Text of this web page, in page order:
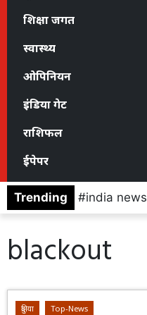
शिक्षा जगत
स्वास्थ्य
ओपिनियन
इंडिया गेट
राशिफल
ईपेपर
Trending india news
blackout
दुनिया Top-News